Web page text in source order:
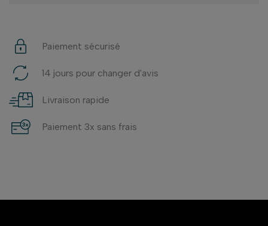
Paiement sécurisé
14 jours pour changer d'avis
Livraison rapide
Paiement 3x sans frais